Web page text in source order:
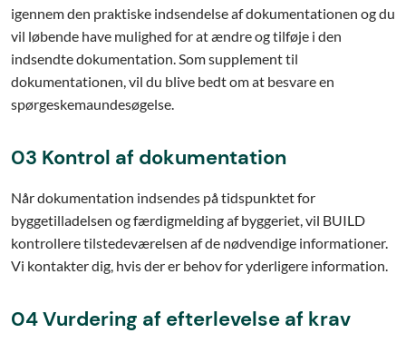
igennem den praktiske indsendelse af dokumentationen og du
vil løbende have mulighed for at ændre og tilføje i den
indsendte dokumentation. Som supplement til
dokumentationen, vil du blive bedt om at besvare en
spørgeskemaundesøgelse.
03 Kontrol af dokumentation
Når dokumentation indsendes på tidspunktet for
byggetilladelsen og færdigmelding af byggeriet, vil BUILD
kontrollere tilstedeværelsen af de nødvendige informationer.
Vi kontakter dig, hvis der er behov for yderligere information.
04 Vurdering af efterlevelse af krav